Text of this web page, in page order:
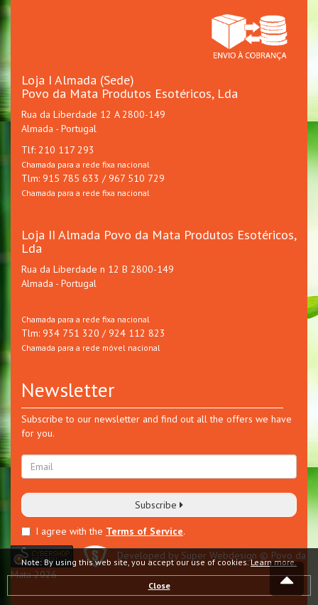
Note: By using this web site, you accept our use of cookies.Learn more.
Close
Loja I Almada (Sede)
Povo da Mata Produtos Esotéricos, Lda
Rua da Liberdade 12 A 2800-149
Almada - Portugal
Tlf: 210 117 293
Chamada para a rede fixa nacional
Tlm: 915 785 633 / 967 510 729
Chamada para a rede fixa nacional
Loja II Almada Povo da Mata Produtos Esotéricos,
Lda
Rua da Liberdade n 12 B 2800-149
Almada - Portugal
Chamada para a rede fixa nacional
Tlm: 934 751 320 / 924 112 823
Chamada para a rede móvel nacional
Newsletter
Subscribe to our newsletter and find out all the offers we have
for you.
Subscribe
I agree with the Terms of Service.
Developed by Super Webdesign © Povo da
Mata 2026